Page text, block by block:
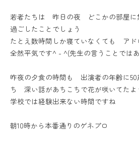
若者たちは 昨日の夜 どこかの部屋
過ごしたことでしょう
たとえ数時間しか寝ていなくても ア
全然平気です^ - ^(先生の言うことで
昨夜の夕食の時間も 出演者の年齢に50
ち 深い話があちこちで花が咲いてたよ
学校では経験出来ない時間ですね
朝10時から本番通りのゲネプロ